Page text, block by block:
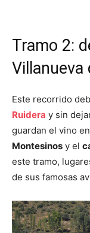
Tramo 2:
Este recorrido
Ruidera y sin
guardan el vino
Montesinos y el
este tramo,
de sus famosas